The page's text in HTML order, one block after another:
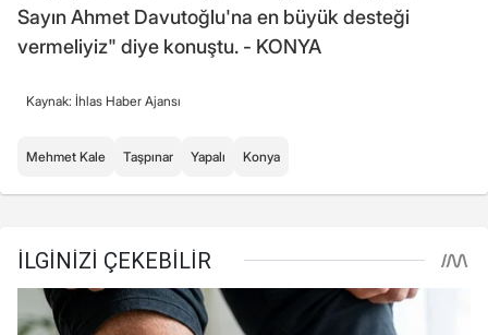
Sayın Ahmet Davutoğlu'na en büyük desteği
vermeliyiz" diye konuştu. - KONYA
Kaynak: İhlas Haber Ajansı
Mehmet Kale Taşpınar Yapalı Konya